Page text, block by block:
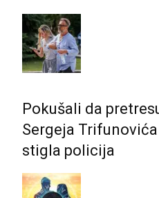
Pokušali da
Sergeja
stigla policija